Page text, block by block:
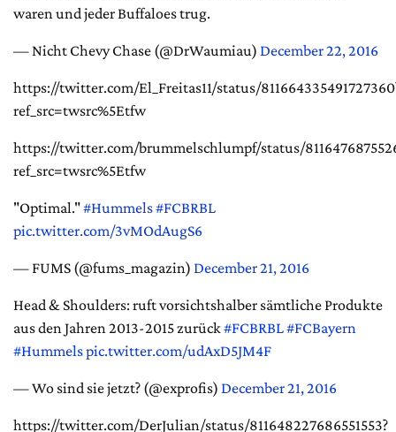
waren und jeder Buffaloes trug.
— Nicht Chevy Chase (@DrWaumiau) December 22, 2016
https://twitter.com/El_Freitas11/status/
ref_src=twsrc%5Etfw
https://twitter.com/brummelschlumpf/status/
ref_src=twsrc%5Etfw
"Optimal."#Hummels#FCBRBL
pic.twitter.com/3vMOdAugS6
— FUMS (@fums_magazin) December 21, 2016
Head & Shoulders: ruft vorsichtshalber sämtliche Produkte
aus den Jahren 2013-2015 zurück#FCBRBL#FCBayern
#Hummelspic.twitter.com/udAxD5JM4F
— Wo sind sie jetzt? (@exprofis) December 21, 2016
https://twitter.com/DerJulian/status/811648227686551553?